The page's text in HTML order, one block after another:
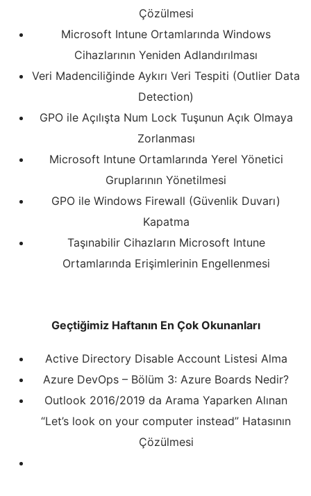
Çözülmesi
Microsoft Intune Ortamlarında Windows
Cihazlarının Yeniden Adlandırılması
Veri Madenciliğinde Aykırı Veri Tespiti (Outlier Data
Detection)
GPO ile Açılışta Num Lock Tuşunun Açık Olmaya
Zorlanması
Microsoft Intune Ortamlarında Yerel Yönetici
Gruplarının Yönetilmesi
GPO ile Windows Firewall (Güvenlik Duvarı)
Kapatma
Taşınabilir Cihazların Microsoft Intune
Ortamlarında Erişimlerinin Engellenmesi
Geçtiğimiz Haftanın En Çok Okunanları
Active Directory Disable Account Listesi Alma
Azure DevOps – Bölüm 3: Azure Boards Nedir?
Outlook 2016/2019 da Arama Yaparken Alınan
“Let’s look on your computer instead” Hatasının
Çözülmesi